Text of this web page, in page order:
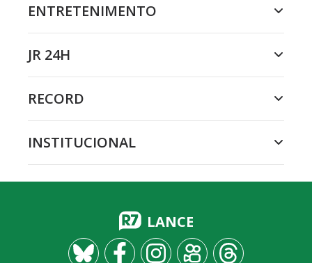
ENTRETENIMENTO
JR 24H
RECORD
INSTITUCIONAL
LANCE